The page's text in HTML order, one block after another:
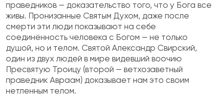
праведников — доказательство того, что у Бога все
живы. Пронизанные Святым Духом, даже после
смерти эти люди показывают на себе
соединённость человека с Богом — не только
душой, но и телом. Святой Александр Свирский,
один из двух людей в мире видевший воочию
Пресвятую Троицу (второй — ветхозаветный
праведник Авраам) доказывает нам это своим
нетленным телом.